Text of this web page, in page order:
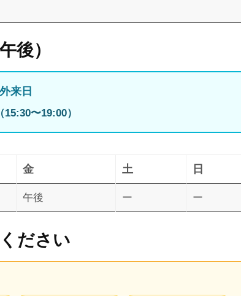
後）
来日
〜19:00）
金 土 日
午後 ー ー
ださい